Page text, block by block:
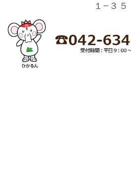
１−３５